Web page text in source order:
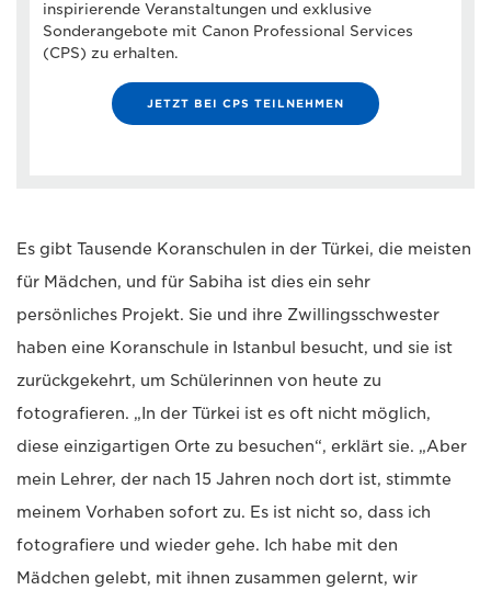
inspirierende Veranstaltungen und exklusive
Sonderangebote mit Canon Professional Services
(CPS) zu erhalten.
JETZT BEI CPS TEILNEHMEN
Es gibt Tausende Koranschulen in der Türkei, die meisten
für Mädchen, und für Sabiha ist dies ein sehr
persönliches Projekt. Sie und ihre Zwillingsschwester
haben eine Koranschule in Istanbul besucht, und sie ist
zurückgekehrt, um Schülerinnen von heute zu
fotografieren. „In der Türkei ist es oft nicht möglich,
diese einzigartigen Orte zu besuchen“, erklärt sie. „Aber
mein Lehrer, der nach 15 Jahren noch dort ist, stimmte
meinem Vorhaben sofort zu. Es ist nicht so, dass ich
fotografiere und wieder gehe. Ich habe mit den
Mädchen gelebt, mit ihnen zusammen gelernt, wir